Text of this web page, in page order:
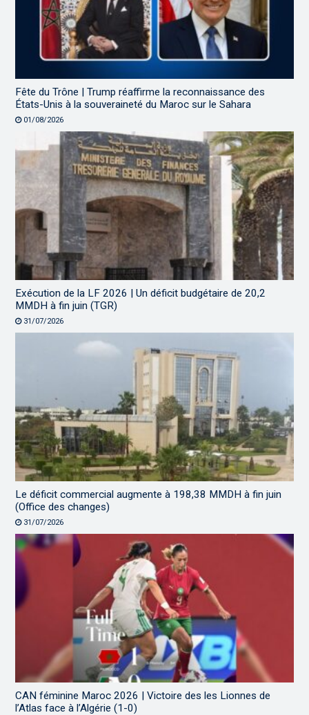
Fête du Trône | Trump réaffirme la reconnaissance des
États-Unis à la souveraineté du Maroc sur le Sahara
01/08/2026
Exécution de la LF 2026 | Un déficit budgétaire de 20,2
MMDH à fin juin (TGR)
31/07/2026
Le déficit commercial augmente à 198,38 MMDH à fin juin
(Office des changes)
31/07/2026
CAN féminine Maroc 2026 | Victoire des les Lionnes de
l’Atlas face à l’Algérie (1-0)